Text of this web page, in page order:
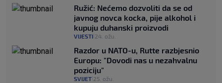
Ružić: Nećemo dozvoliti da se od
javnog novca kocka, pije alkohol i
kupuju duhanski proizvodi
VIJESTI 24. ožu.
Razdor u NATO-u, Rutte razbjesnio
Europu: "Dovodi nas u nezahvalnu
poziciju"
SVIJET 25. ožu.